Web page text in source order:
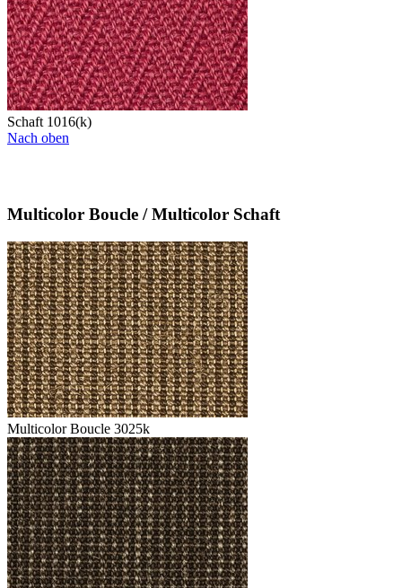
Schaft 1016(k)
Nach oben
Multicolor Boucle / Multicolor Schaft
Multicolor Boucle 3025k